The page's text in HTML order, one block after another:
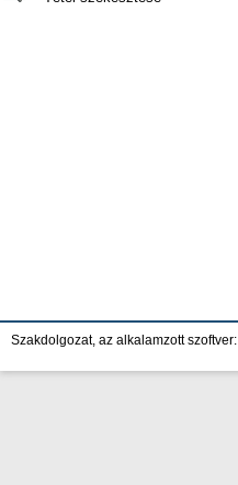
Szakdolgozat, az alkalamzott szoftver: